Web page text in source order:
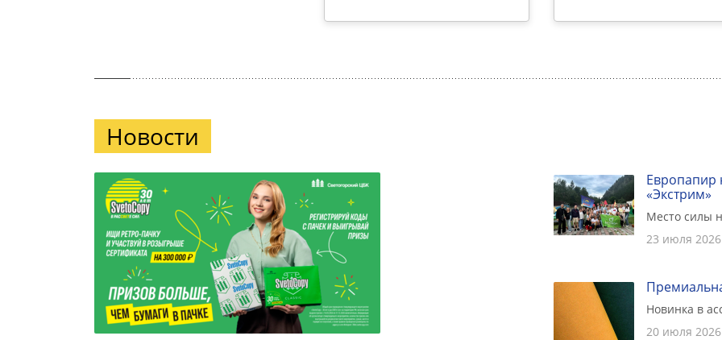
Новости
Европапир
«Экстрим»
Место силы
23 июля 2026
Новинка в
20 июля 2026